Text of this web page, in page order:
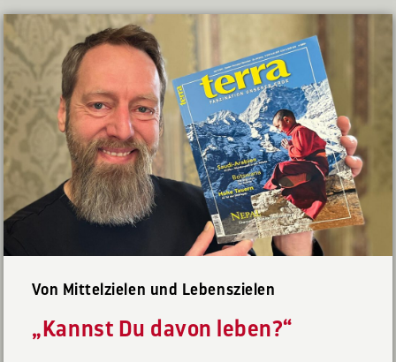
Von Mittelzielen und Lebenszielen
„Kannst Du davon leben?“